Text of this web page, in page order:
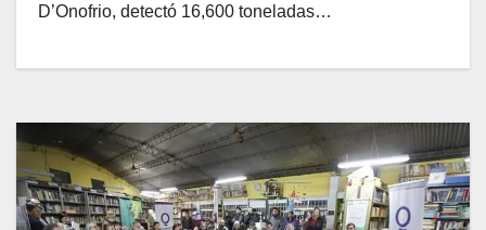
D’Onofrio, detectó 16,600 toneladas…